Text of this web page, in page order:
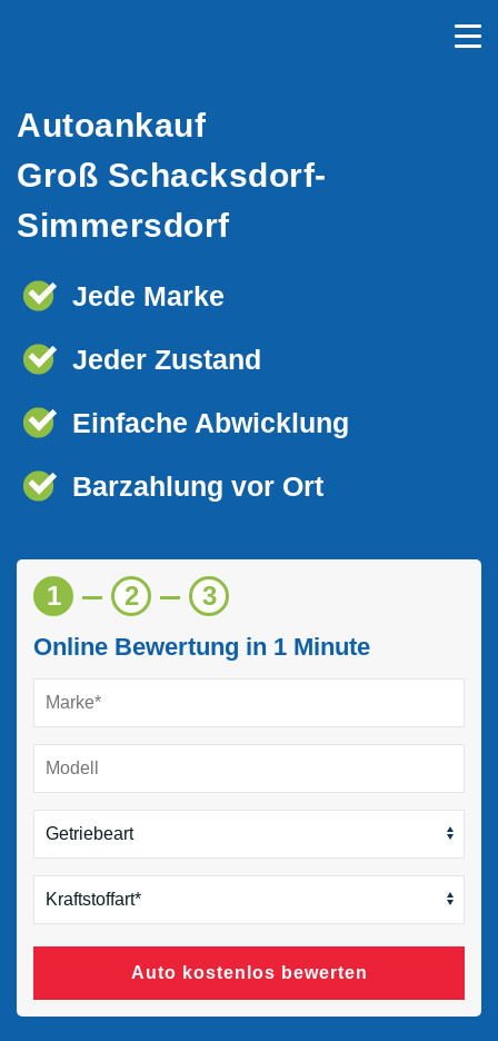
Autoankauf
Groß Schacksdorf-
Simmersdorf
Jede Marke
Jeder Zustand
Einfache Abwicklung
Barzahlung vor Ort
1 2 3
Online Bewertung in 1 Minute
Auto kostenlos bewerten